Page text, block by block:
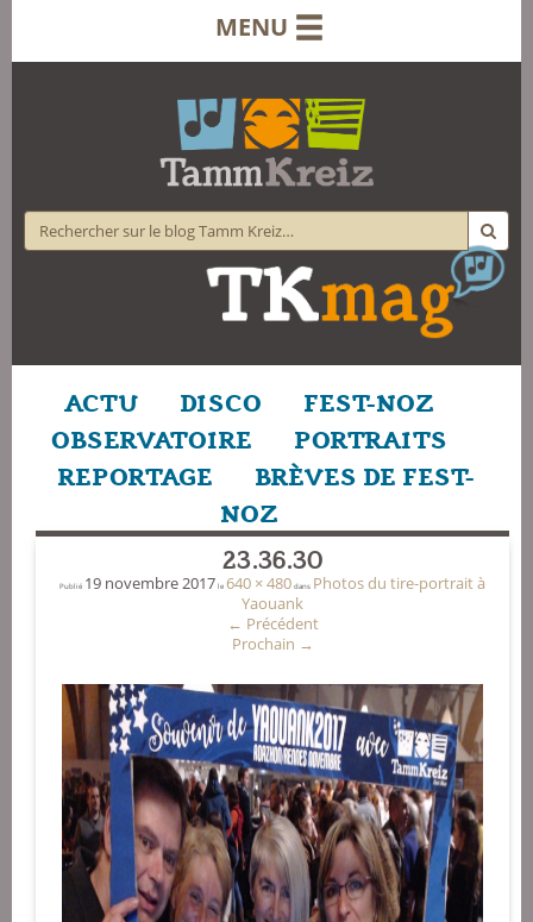
MENU
ACTU DISCO
FEST-NOZ
OBSERVATOIRE
PORTRAITS
REPORTAGE
BRÈVES DE FEST-
NOZ
23.36.30
Publié 19 novembre 2017 le 640 × 480 dans Photos du tire-portrait à
Yaouank
← Précédent
Prochain →